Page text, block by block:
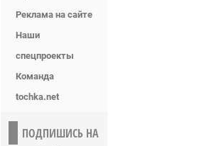
Реклама на сайте
Наши
спецпроекты
Команда
tochka.net
ПОДПИШИСЬ НА